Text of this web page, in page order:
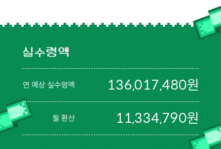
실수령액
연 예상 실수령액 136,017,480원
월 환산 11,334,790원